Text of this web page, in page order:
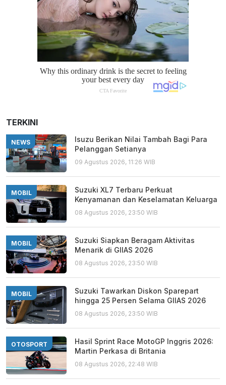
TERKINI
NEWS
Isuzu Berikan Nilai Tambah Bagi Para
Pelanggan Setianya
09 Agustus 2026, 11:26 WIB
MOBIL
Suzuki XL7 Terbaru Perkuat
Kenyamanan dan Keselamatan Keluarga
08 Agustus 2026, 23:50 WIB
MOBIL
Suzuki Siapkan Beragam Aktivitas
Menarik di GIIAS 2026
08 Agustus 2026, 23:50 WIB
MOBIL
Suzuki Tawarkan Diskon Sparepart
hingga 25 Persen Selama GIIAS 2026
08 Agustus 2026, 23:50 WIB
OTOSPORT
Hasil Sprint Race MotoGP Inggris 2026:
Martin Perkasa di Britania
08 Agustus 2026, 22:48 WIB